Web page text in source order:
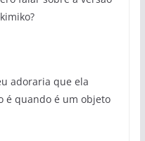
adoraria que ela
é quando é um objeto